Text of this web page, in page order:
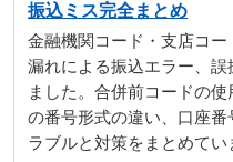
振込ミス完全まとめ
金融機関コード・支店コ
漏れによる振込エラー、
ました。合併前コードの
の番号形式の違い、口座
ラブルと対策をまとめてい